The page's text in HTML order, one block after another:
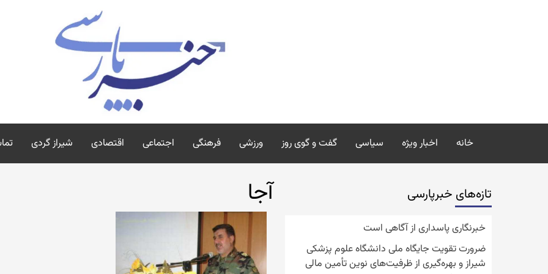
خانه اخبار ویژه سیاسی گفت و گوی روز ورزشی فرهنگی اجتماعی اقتصادی شیراز گردی
آجا تازه‌‏های خبرپارسی
خبرنگاری پاسداری از آگاهی است
ضرورت تقویت جایگاه ملی دانشگاه علوم پزشکی
شیراز و بهره‌گیری از ظرفیت‌های نوین تأمین مالی